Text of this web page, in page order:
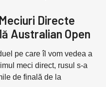
Directe
Australian Open
pe care îl vom vedea a
meci direct, rusul s-a
de finală de la